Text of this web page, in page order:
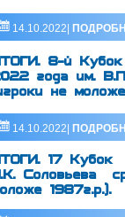
14.10.2022|
8-й Кубок
года им.
не
14.10.2022|
17 Кубок
Соловьева
1987г.р.).